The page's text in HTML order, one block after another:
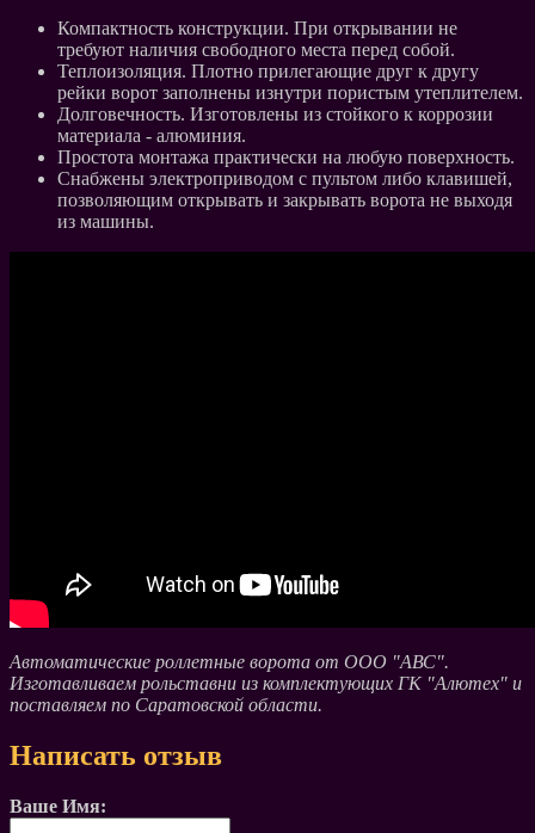
Компактность конструкции. При открывании не
требуют наличия свободного места перед собой.
Теплоизоляция. Плотно прилегающие друг к другу
рейки ворот заполнены изнутри пористым утеплителем.
Долговечность. Изготовлены из стойкого к коррозии
материала - алюминия.
Простота монтажа практически на любую поверхность.
Снабжены электроприводом с пультом либо клавишей,
позволяющим открывать и закрывать ворота не выходя
из машины.
Автоматические роллетные ворота от ООО "АВС".
Изготавливаем рольставни из комплектующих ГК "Алютех" и
поставляем по Саратовской области.
Написать отзыв
Ваше Имя: